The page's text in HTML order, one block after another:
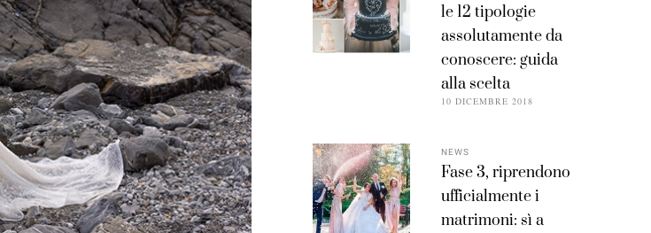
le 12 tipologie
assolutamente da
conoscere: guida
alla scelta
10 DICEMBRE 2018
NEWS
Fase 3, riprendono
ufficialmente i
matrimoni: sì a